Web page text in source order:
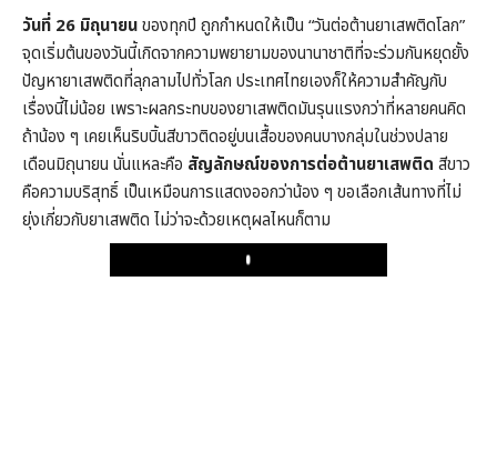
วันที่ 26 มิถุนายนของทุกปี ถูกกำหนดให้เป็น “วันต่อต้านยาเสพติดโลก”
จุดเริ่มต้นของวันนี้เกิดจากความพยายามของนานาชาติที่จะร่วมกันหยุดยั้ง
ปัญหายาเสพติดที่ลุกลามไปทั่วโลก ประเทศไทยเองก็ให้ความสำคัญกับ
เรื่องนี้ไม่น้อย เพราะผลกระทบของยาเสพติดมันรุนแรงกว่าที่หลายคนคิด
ถ้าน้อง ๆ เคยเห็นริบบิ้นสีขาวติดอยู่บนเสื้อของคนบางกลุ่มในช่วงปลาย
เดือนมิถุนายน นั่นแหละคือ สัญลักษณ์ของการต่อต้านยาเสพติด สีขาว
คือความบริสุทธิ์ เป็นเหมือนการแสดงออกว่าน้อง ๆ ขอเลือกเส้นทางที่ไม่
ยุ่งเกี่ยวกับยาเสพติด ไม่ว่าจะด้วยเหตุผลไหนก็ตาม
Play